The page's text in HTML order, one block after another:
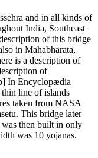
and in all kinds of
India, Southeast
of this bridge
in Mahabharata,
is a description of
of
In Encyclopædia
line of islands
taken from NASA
This bridge later
then built in only
was 10 yojanas.